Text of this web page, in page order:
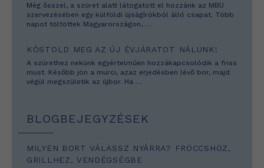
Még ősszel, a szüret alatt látogatott el hozzánk az MBÜ
szervezésében egy külföldi újságírókból álló csapat. Több
napot töltöttek Magyarországon, …
KÓSTOLD MEG AZ ÚJ ÉVJÁRATOT NÁLUNK!
A szürethez nekünk egyértelműen hozzákapcsolódik a friss
must. Később jön a murci, azaz erjedésben lévő bor, majd
végül megszületik az újbor. Ha …
BLOGBEJEGYZÉSEK
MILYEN BORT VÁLASSZ NYÁRRA? FRÖCCSHÖZ,
GRILLHEZ, VENDÉGSÉGBE